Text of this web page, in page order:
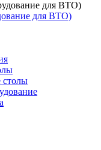
для ВТО)
столы